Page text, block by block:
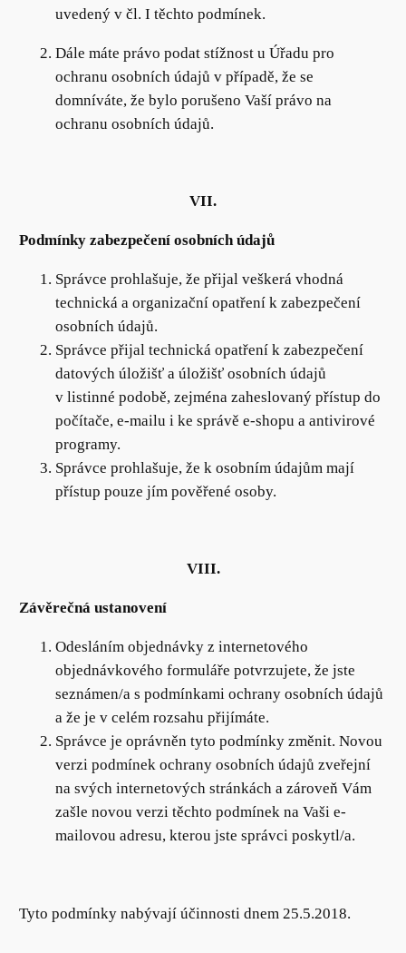
uvedený v čl. I těchto podmínek.
Dále máte právo podat stížnost u Úřadu pro
ochranu osobních údajů v případě, že se
domníváte, že bylo porušeno Vaší právo na
ochranu osobních údajů.
VII.
Podmínky zabezpečení osobních údajů
Správce prohlašuje, že přijal veškerá vhodná
technická a organizační opatření k zabezpečení
osobních údajů.
Správce přijal technická opatření k zabezpečení
datových úložišť a úložišť osobních údajů
v listinné podobě, zejména zaheslovaný přístup do
počítače, e-mailu i ke správě e-shopu a antivirové
programy.
Správce prohlašuje, že k osobním údajům mají
přístup pouze jím pověřené osoby.
VIII.
Závěrečná ustanovení
Odesláním objednávky z internetového
objednávkového formuláře potvrzujete, že jste
seznámen/a s podmínkami ochrany osobních údajů
a že je v celém rozsahu přijímáte.
Správce je oprávněn tyto podmínky změnit. Novou
verzi podmínek ochrany osobních údajů zveřejní
na svých internetových stránkách a zároveň Vám
zašle novou verzi těchto podmínek na Vaši e-
mailovou adresu, kterou jste správci poskytl/a.
Tyto podmínky nabývají účinnosti dnem 25.5.2018.